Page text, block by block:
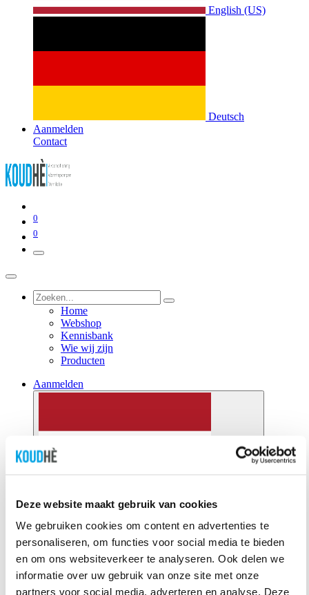
Deze website maakt gebruik van cookies
We gebruiken cookies om content en advertenties te
personaliseren, om functies voor social media te bieden
en om ons websiteverkeer te analyseren. Ook delen we
informatie over uw gebruik van onze site met onze
partners voor social media, adverteren en analyse. Deze
English (US)
Deutsch
Aanmelden
Contact
0
0
Home
Webshop
Kennisbank
Wie wij zijn
Producten
Aanmelden
Nederlands